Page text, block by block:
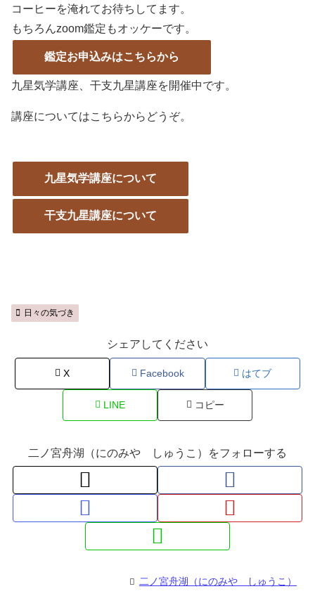
コーヒーを淹れてお待ちしてます。
もちろんzoom鑑定もオッケーです。
鑑定お申込みはこちらから
九星気学講座、干支九星講座を開催中です。
講座についてはこちらからどうぞ。
九星気学講座について
干支九星講座について
日々の気づき
シェアしてください
X Facebook はてブ
LINE コピー
二ノ宮舟湖（にのみや しゅうこ）をフォローする
二ノ宮舟湖（にのみや しゅうこ）